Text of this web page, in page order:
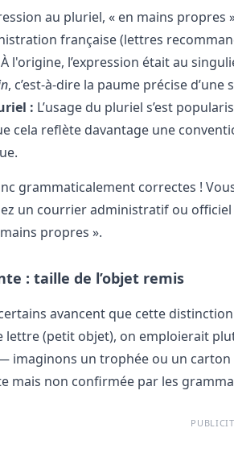
au pluriel, « en mains
française (lettres
À l'origine, l’expression était au
, c’est-à-dire la paume précise
: L’usage du pluriel s’est
cela reflète davantage une
grammaticalement correctes !
un courrier administratif ou
propres ».
: taille de l’objet remis
avancent que cette
lettre (petit objet), on emploierait
imaginons un trophée ou un
mais non confirmée par les